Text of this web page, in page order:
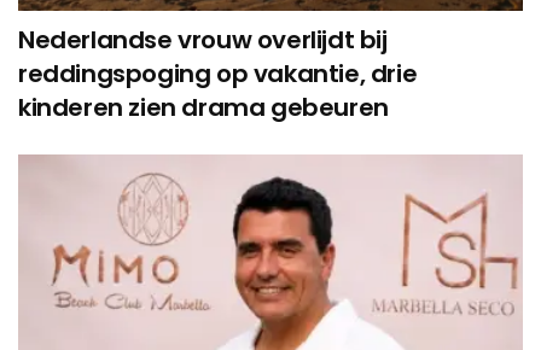
Nederlandse vrouw overlijdt bij
reddingspoging op vakantie, drie
kinderen zien drama gebeuren